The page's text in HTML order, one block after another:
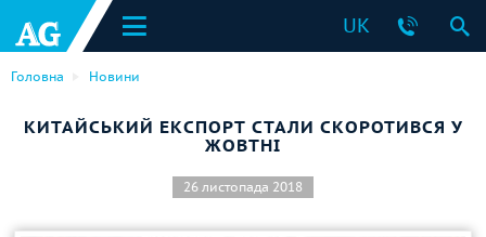
UK
Головна Новини
КИТАЙСЬКИЙ ЕКСПОРТ СТАЛИ СКОРОТИВСЯ У
ЖОВТНІ
26 листопада 2018